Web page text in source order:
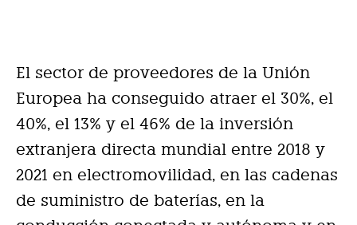
El sector de proveedores de la Unión
Europea ha conseguido atraer el 30%, el
40%, el 13% y el 46% de la inversión
extranjera directa mundial entre 2018 y
2021 en electromovilidad, en las cadenas
de suministro de baterías, en la